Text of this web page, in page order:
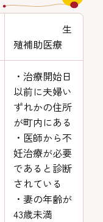
生
殖補助医療
・治療開始日
以前に夫婦い
ずれかの住所
が町内にある
・医師から不
妊治療が必要
であると診断
されている
・妻の年齢が
43歳未満